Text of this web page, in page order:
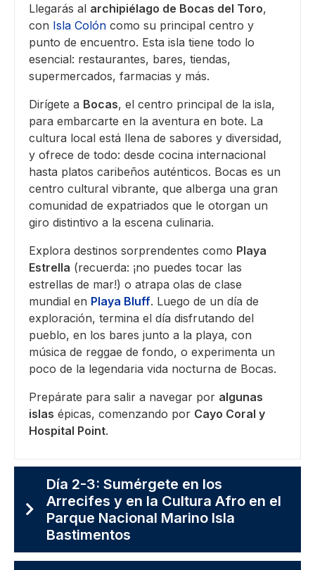
Llegarás al archipiélago de Bocas del Toro,
con Isla Colón como su principal centro y
punto de encuentro. Esta isla tiene todo lo
esencial: restaurantes, bares, tiendas,
supermercados, farmacias y más.
Dirígete a Bocas, el centro principal de la isla,
para embarcarte en la aventura en bote. La
cultura local está llena de sabores y diversidad,
y ofrece de todo: desde cocina internacional
hasta platos caribeños auténticos. Bocas es un
centro cultural vibrante, que alberga una gran
comunidad de expatriados que le otorgan un
giro distintivo a la escena culinaria.
Explora destinos sorprendentes como Playa
Estrella (recuerda: ¡no puedes tocar las
estrellas de mar!) o atrapa olas de clase
mundial en Playa Bluff. Luego de un día de
exploración, termina el día disfrutando del
pueblo, en los bares junto a la playa, con
música de reggae de fondo, o experimenta un
poco de la legendaria vida nocturna de Bocas.
Prepárate para salir a navegar por algunas
islas épicas, comenzando por Cayo Coral y
Hospital Point.
Día 2-3: Sumérgete en los
Arrecifes y en la Cultura Afro en el
Parque Nacional Marino Isla
Bastimentos